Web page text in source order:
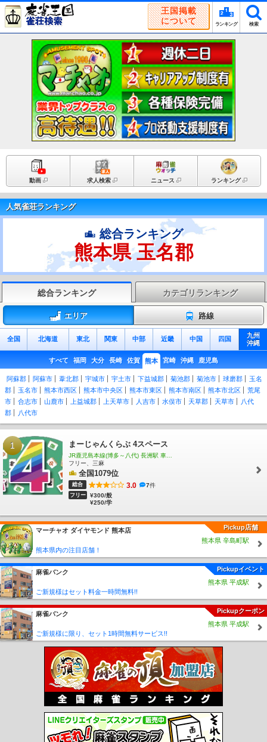
王国掲載
について
ランキング 検索
動画 求人検索 ニュース ランキング
人気雀荘ランキング
総合ランキング
熊本県 玉名郡
総合ランキング カテゴリランキング
エリア 路線
全国 北海道 東北 関東 中部 近畿 中国 四国
九州
沖縄
すべて 福岡 大分 長崎 佐賀 熊本 宮崎 沖縄 鹿児島
阿蘇郡 阿蘇市 葦北郡 宇城市 宇土市 下益城郡 菊池郡 菊池市 球磨郡
玉名
郡
玉名市 熊本市西区 熊本市中央区 熊本市東区 熊本市南区 熊本市北区
荒尾
市
合志市 山鹿市 上益城郡 上天草市 人吉市 水俣市 天草郡 天草市
八代
郡
八代市
1 まーじゃんくらぶ 4スペース
JR鹿児島本線(博多～八代) 長洲駅 車５分
フリー、三麻
全国1079位
総合 3.0 7件
フリー
¥300/般
¥250/学
Pickup店舗
マーチャオ ダイヤモンド 熊本店
熊本県 辛島町駅
熊本県内の注目店舗！
Pickupイベント
麻雀バンク
熊本県 平成駅
ご新規様はセット料金一時間無料!!
Pickupクーポン
麻雀バンク
熊本県 平成駅
ご新規様に限り、セット1時間無料サービス!!